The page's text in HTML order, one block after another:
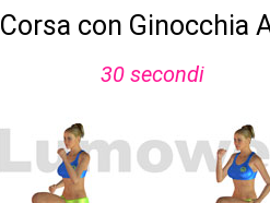
Corsa con Ginocchia
30 secondi